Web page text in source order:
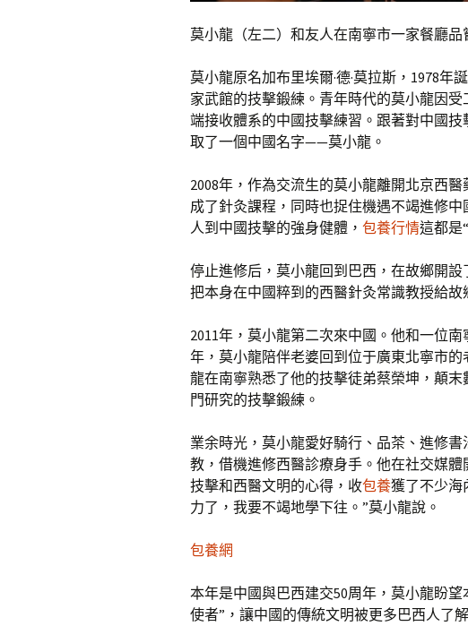
莫小龍（左二）和友人在南寧市一家餐廳品
莫小龍原名加布里埃爾·德·莫拉斯，1978
家武館的技擊鍛練。青年時代的莫小龍因
端接收體系的中國技擊練習。跟著對中國
取了一個中國名字——莫小龍。
2008年，作為交流生的莫小龍離開北京西
成了針灸課程，同時也捉住機遇不竭進修
人到中國技擊的強身健體， 包養行情這都是
停止進修后，莫小龍回到巴西，在故鄉開
把本身在中國粹到的西醫針灸常識教授給故
2011年，莫小龍第二次來中國。他和一位
年，莫小龍陪伴老婆回到位于廣東北寧市
龍在南寧熟悉了他的技擊徒弟蔡榮坤，顛
門研究的技擊鍛練。
業余時光，莫小龍愛好騎行、品茶、進修
教，借機進修西醫診療身手。他在社交媒
技擊和西醫文明的心得，收包養獲了不少海
力了，我要不竭地學下往。”莫小龍說。
包養網
本年是中國與巴西建交50周年，莫小龍盼
使者”，讓中國的傳統文明被更多巴西人了解